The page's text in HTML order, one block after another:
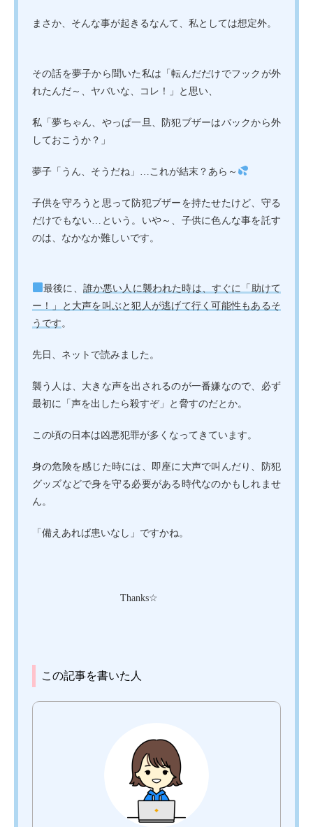
まさか、そんな事が起きるなんて、私としては想定外。
その話を夢子から聞いた私は「転んだだけでフックが外
れたんだ～、ヤバいな、コレ！」と思い、
私「夢ちゃん、やっぱ一旦、防犯ブザーはバックから外
しておこうか？」
夢子「うん、そうだね」…これが結末？あら～
子供を守ろうと思って防犯ブザーを持たせたけど、守る
だけでもない…という。いや～、子供に色んな事を託す
のは、なかなか難しいです。
最後に、 誰か悪い人に襲われた時は、すぐに「助けて
ー！」と大声を叫ぶと犯人が逃げて行く可能性もあるそ
うです 。
先日、ネットで読みました。
襲う人は、大きな声を出されるのが一番嫌なので、必ず
最初に「声を出したら殺すぞ」と脅すのだとか。
この頃の日本は凶悪犯罪が多くなってきています。
身の危険を感じた時には、即座に大声で叫んだり、防犯
グッズなどで身を守る必要がある時代なのかもしれませ
ん。
「備えあれば患いなし」ですかね。
Thanks☆
この記事を書いた人